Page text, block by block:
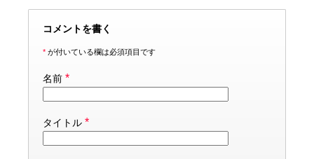
コメントを書く
* が付いている欄は必須項目です
名前 *
タイトル *